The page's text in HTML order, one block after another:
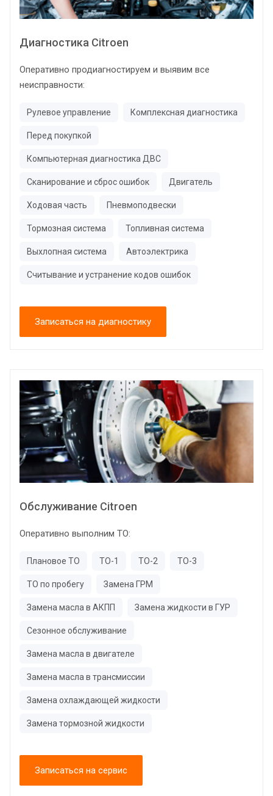
Диагностика Citroen
Оперативно продиагностируем и выявим все
неисправности:
Рулевое управление Комплексная диагностика
Перед покупкой
Компьютерная диагностика ДВС
Сканирование и сброс ошибок Двигатель
Ходовая часть Пневмоподвески
Тормозная система Топливная система
Выхлопная система Автоэлектрика
Считывание и устранение кодов ошибок
Записаться на диагностику
Обслуживание Citroen
Оперативно выполним ТО:
Плановое ТО ТО-1 ТО-2 ТО-3
ТО по пробегу Замена ГРМ
Замена масла в АКПП Замена жидкости в ГУР
Сезонное обслуживание
Замена масла в двигателе
Замена масла в трансмиссии
Замена охлаждающей жидкости
Замена тормозной жидкости
Записаться на сервис